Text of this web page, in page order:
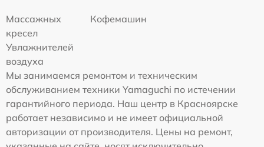
Массажных
кресел
Кофемашин
Увлажнителей
воздуха
Мы занимаемся ремонтом и техническим
обслуживанием техники Yamaguchi по истечении
гарантийного периода. Наш центр в Красноярске
работает независимо и не имеет официальной
авторизации от производителя. Цены на ремонт,